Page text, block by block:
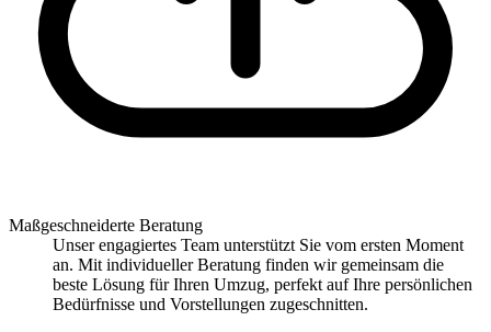
Maßgeschneiderte Beratung
Unser engagiertes Team unterstützt Sie vom ersten Moment
an. Mit individueller Beratung finden wir gemeinsam die
beste Lösung für Ihren Umzug, perfekt auf Ihre persönlichen
Bedürfnisse und Vorstellungen zugeschnitten.